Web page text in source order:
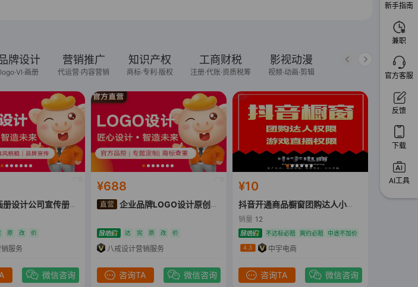
牌设计
logo·VI·画册
营销推广
代运营·内容营销
知识产权
商标·专利·版权
工商财税
注册·代账·资质税筹
影视动漫
视频·动画·剪辑
AI人工智能
外观
司宣传册三折页宣传单广告宣传品设计
原 改 价
服务
微信咨询
¥688
企业品牌LOGO设计原创品牌logo商标设计AI
达 完 原 改 价
八戒设计营销服务
咨询TA 微信咨询
¥10
抖音开通商品橱窗团购达人小黄车权限直播伴侣电脑
销量 12
不达标必赔 爽约必赔 中途不加价
4.3 中宇电商
咨询TA 微信咨询
新手指南
兼职
官方客服
反馈
下载
AI工具